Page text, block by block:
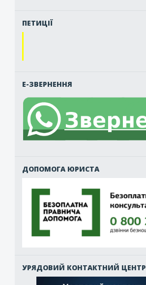
ПЕТИЦІЇ
Е-ЗВЕРНЕННЯ
ДОПОМОГА ЮРИСТА
УРЯДОВИЙ КОНТАКТНИЙ ЦЕНТР